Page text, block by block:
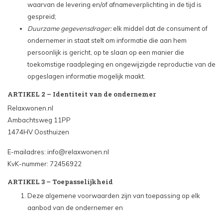
waarvan de levering en/of afnameverplichting in de tijd is
gespreid;
Duurzame gegevensdrager:elk middel dat de consument of
ondernemer in staat stelt om informatie die aan hem
persoonlijk is gericht, op te slaan op een manier die
toekomstige raadpleging en ongewijzigde reproductie van de
opgeslagen informatie mogelijk maakt.
ARTIKEL 2 – Identiteit van de ondernemer
Relaxwonen.nl
Ambachtsweg 11PP
1474HV Oosthuizen
E-mailadres: info@relaxwonen.nl
KvK-nummer: 72456922
ARTIKEL 3 – Toepasselijkheid
Deze algemene voorwaarden zijn van toepassing op elk
aanbod van de ondernemer en